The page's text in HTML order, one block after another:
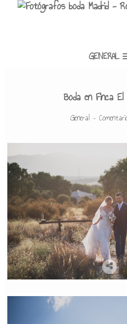
GENERAL
Boda en Finca El
General -